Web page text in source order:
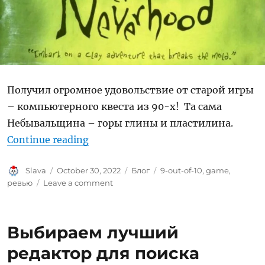
Получил огромное удовольствие от старой игры
– компьютерного квеста из 90-х! Та сама
Небывальщина – горы глины и пластилина.
Continue reading“Возвращение в Небывальщину”
Author
Slava
Posted
on
October 30, 2022 Categories
Блог Tags
9-out-of-10,game,
ревью
Leave a commenton
Выбираем лучший
редактор для поиска